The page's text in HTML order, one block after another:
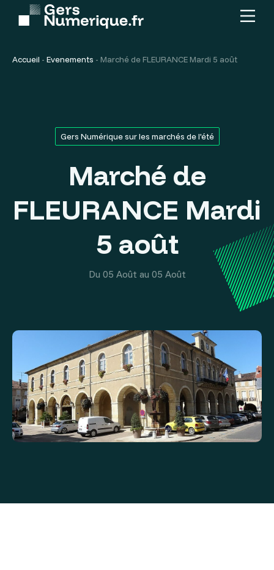
Contenu
principal
Menu
Accueil - Evenements - Marché de FLEURANCE Mardi 5 août
Gers Numérique sur les marchés de l'été
Marché de
FLEURANCE Mardi
5 août
Du 05 Août au 05 Août